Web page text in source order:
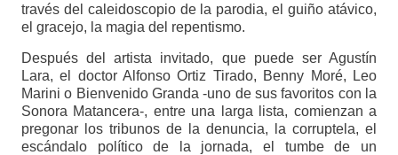
través del caleidoscopio de la parodia, el guiño atávico,
el gracejo, la magia del repentismo.
Después del artista invitado, que puede ser Agustín
Lara, el doctor Alfonso Ortiz Tirado, Benny Moré, Leo
Marini o Bienvenido Granda -uno de sus favoritos con la
Sonora Matancera-, entre una larga lista, comienzan a
pregonar los tribunos de la denuncia, la corruptela, el
escándalo político de la jornada, el tumbe de un